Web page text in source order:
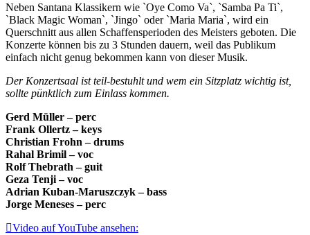
Neben Santana Klassikern wie `Oye Como Va`, `Samba Pa Ti`,
`Black Magic Woman`, `Jingo` oder `Maria Maria`, wird ein
Querschnitt aus allen Schaffensperioden des Meisters geboten. Die
Konzerte können bis zu 3 Stunden dauern, weil das Publikum
einfach nicht genug bekommen kann von dieser Musik.
Der Konzertsaal ist teil-bestuhlt und wem ein Sitzplatz wichtig ist,
sollte pünktlich zum Einlass kommen.
Gerd Müller – perc
Frank Ollertz – keys
Christian Frohn – drums
Rahal Brimil – voc
Rolf Thebrath – guit
Geza Tenji – voc
Adrian Kuban-Maruszczyk – bass
Jorge Meneses – perc
Video auf YouTube ansehen: